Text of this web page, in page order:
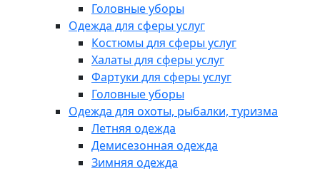
Головные уборы
Одежда для сферы услуг
Костюмы для сферы услуг
Халаты для сферы услуг
Фартуки для сферы услуг
Головные уборы
Одежда для охоты, рыбалки, туризма
Летняя одежда
Демисезонная одежда
Зимняя одежда